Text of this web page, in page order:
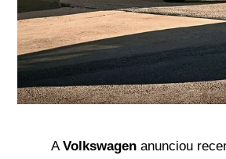
AVolkswagen anunciou